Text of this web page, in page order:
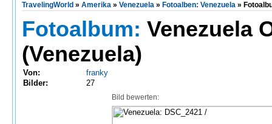
TravelingWorld » Amerika » Venezuela » Fotoalben: Venezuela »
Fotoalbum: Venezuela
(Venezuela)
Von:
franky
Bilder:
27
Bild bewerten: